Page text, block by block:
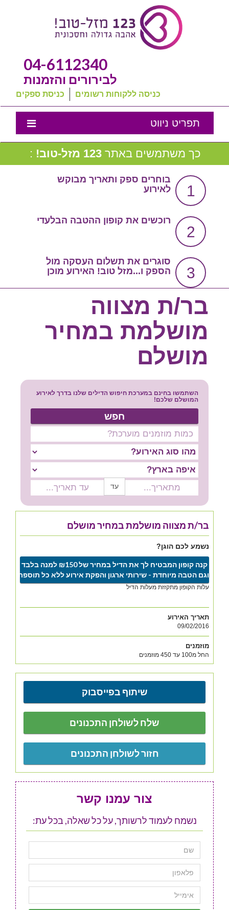
04-6112340
לבירורים והזמנות
כניסת ספקים כניסה ללקוחות רשומים
תפריט ניווט
אמנת השירות
נבחרת המומלצים שלנו
טיפים לחתונה
צור קשר
סרטון הסבר
כך משתמשים באתר 123 מזל-טוב! :
1
בוחרים ספק ותאריך מבוקש
לאירוע
2
רוכשים את קופון ההטבה הבלעדי
3
סוגרים את תשלום העסקה מול
הספק ו...מזל טוב! האירוע מוכן
בר/ת מצווה
מושלמת במחיר
מושלם
השתמשו בחינם במערכת חיפוש הדילים שלנו בדרך לאירוע
המושלם שלכם!
חפש
עד
בר/ת מצווה מושלמת במחיר מושלם
נשמע לכם הוגן?
קנה קופון המבטיח לך את הדיל במחיר של ₪150 למנה בלבד
וגם הטבה מיוחדת - שירותי ארגון והפקת אירוע ללא כל תוספת
עלות הקופון מתקזזת מעלות הדיל
תאריך האירוע
09/02/2016
מוזמנים
החל מ100 עד 450 מוזמנים
שיתוף בפייסבוק
שלח לשולחן התכנונים
חזור לשולחן התכנונים
צור עמנו קשר
נשמח לעמוד לרשותך, על כל שאלה, בכל עת: